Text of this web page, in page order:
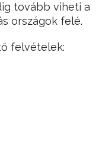
tovább viheti a
országok felé.
felvételek: